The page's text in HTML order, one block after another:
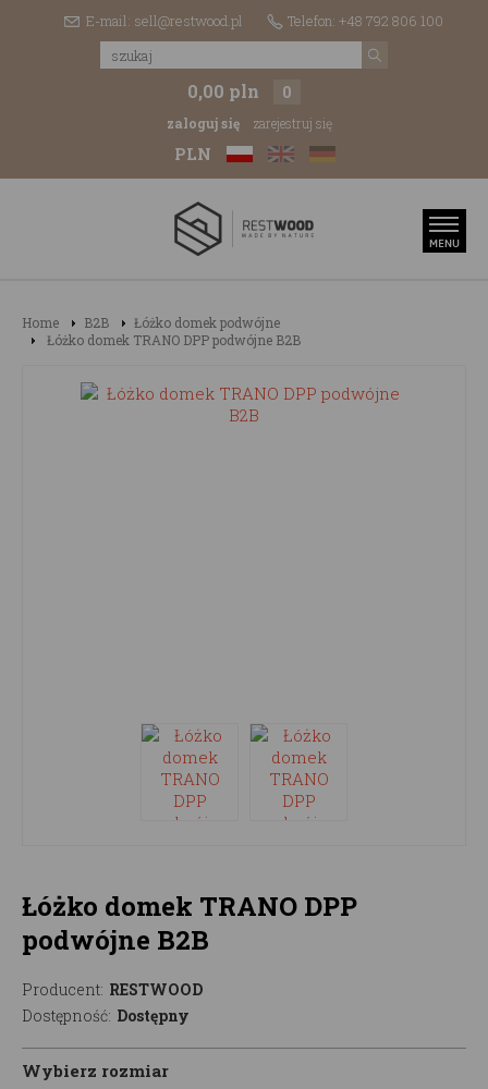
E-mail: sell@restwood.pl Telefon: +48 792 806 100
0,00 pln 0
zaloguj się zarejestruj się
PLN
Home B2B
Łóżko domek podwójne
Łóżko domek TRANO DPP podwójne B2B
Łóżko domek TRANO DPP
podwójne B2B
Producent: RESTWOOD
Dostępność: Dostępny
Wybierz rozmiar